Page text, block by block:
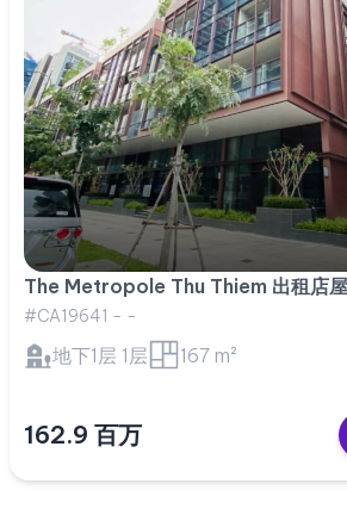
The Metropole Thu Thiem 出租店
#CA19641 - -
地下1层 1层 167 m²
162.9 百万